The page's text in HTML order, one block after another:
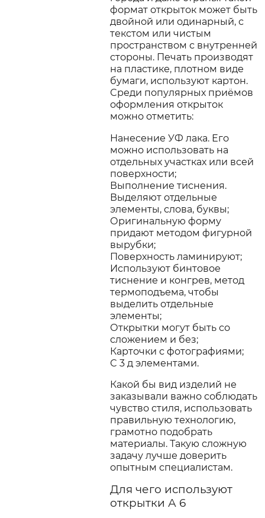
формат открыток может быть
двойной или одинарный, с
текстом или чистым
пространством с внутренней
стороны. Печать производят
на пластике, плотном виде
бумаги, используют картон.
Среди популярных приёмов
оформления открыток
можно отметить:
Нанесение УФ лака. Его
можно использовать на
отдельных участках или всей
поверхности;
Выполнение тиснения.
Выделяют отдельные
элементы, слова, буквы;
Оригинальную форму
придают методом фигурной
вырубки;
Поверхность ламинируют;
Используют бинтовое
тиснение и конгрев, метод
термоподъема, чтобы
выделить отдельные
элементы;
Открытки могут быть со
сложением и без;
Карточки с фотографиями;
С 3 д элементами.
Какой бы вид изделий не
заказывали важно соблюдать
чувство стиля, использовать
правильную технологию,
грамотно подобрать
материалы. Такую сложную
задачу лучше доверить
опытным специалистам.
Для чего используют
открытки А 6